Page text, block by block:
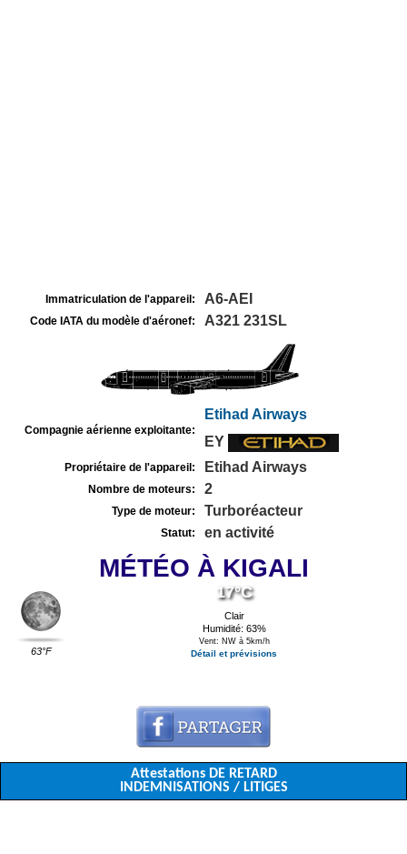
Immatriculation de l'appareil: A6-AEI
Code IATA du modèle d'aéronef: A321 231SL
Compagnie aérienne exploitante:
Etihad Airways
EY
Propriétaire de l'appareil: Etihad Airways
Nombre de moteurs: 2
Type de moteur: Turboréacteur
Statut: en activité
MÉTÉO À KIGALI
63°F
17°C
Clair
Humidité: 63%
Vent: NW à 5km/h
Détail et prévisions
Attestations DE RETARD
INDEMNISATIONS / LITIGES